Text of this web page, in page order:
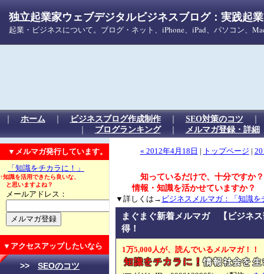
独立起業家ウェブデジタルビジネスブログ：実践起
起業・ビジネスについて。ブログ・ネット、iPhone、iPad、パソコン、
｜ ホーム ｜ ビジネスブログ作成制作｜ SEO対策のコツ
｜ ブログランキング｜ メルマガ登録・詳細
▼メルマガ発行しています。
「知識をチカラに！」
↑知識を活用できたら良いな、
と思いますよね？
メールアドレス：
▼アクセスアップしたいなら
>> SEOのコツ
« 2012年4月18日 トップページ
知っているだけで、十分ですか？
情報・知識を活かせていますか？
▼詳しくは→ ビジネスメルマガ：「知識を
まぐまぐ新着メルマガ 【ビジネ
得！
1万5,000人が、読んでいるメルマガ！！